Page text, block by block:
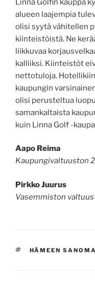
Linna Golfin kauppa
alueen laajempia
olisi syytä vähitellen
kiinteistöistä. Ne
liikkuvaa
kalliiksi. Kiinteistöt
nettotuloja.
kaupungin
olisi perusteltua
samankaltaista
kuin Linna Golf -
Aapo Reima
Kaupungivaltuuston
Pirkko Juurus
Vasemmiston
AVAINSANAT
HÄMEEN